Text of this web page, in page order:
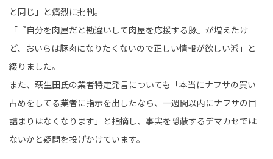
と同じ」と痛烈に批判。
「『自分を肉屋だと勘違いして肉屋を応援する豚』が増えたけ
ど、おいらは豚肉になりたくないので正しい情報が欲しい派」と
綴りました。
また、萩生田氏の業者特定発言についても「本当にナフサの買い
占めをしてる業者に指示を出したなら、一週間以内にナフサの目
詰まりはなくなります」と指摘し、事実を隠蔽するデマカセでは
ないかと疑問を投げかけています。